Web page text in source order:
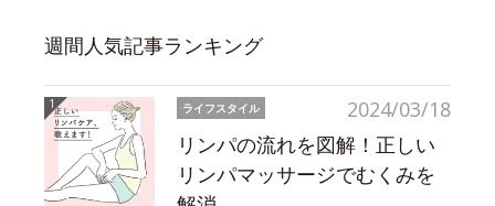
週間人気記事ランキング
2024/03/18
ライフスタイル
リンパの流れを図解！正しい
リンパマッサージでむくみを